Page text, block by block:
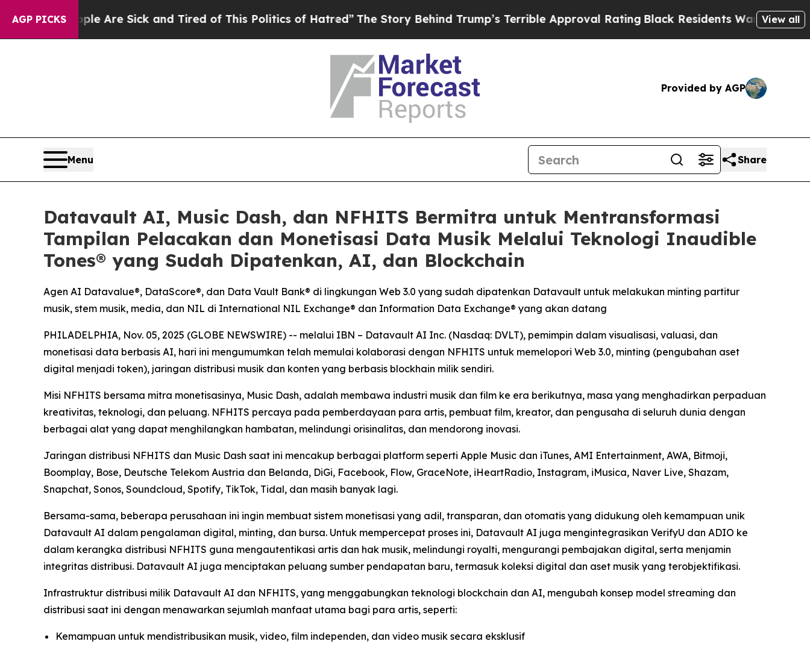
AGP PICKSAre Sick and Tired of This Politics of Hatred”The Story Behind Trump’s Terrible Approval RatingBlack Residents Warned of AbusiveView all
Provided by AGP
Menu Share
Datavault AI, Music Dash, dan NFHITS Bermitra untuk Mentransformasi
Tampilan Pelacakan dan Monetisasi Data Musik Melalui Teknologi Inaudible
Tones® yang Sudah Dipatenkan, AI, dan Blockchain
Agen AI Datavalue®, DataScore®, dan Data Vault Bank® di lingkungan Web 3.0 yang sudah dipatenkan Datavault untuk melakukan minting partitur
musik, stem musik, media, dan NIL di International NIL Exchange® dan Information Data Exchange® yang akan datang
PHILADELPHIA, Nov. 05, 2025 (GLOBE NEWSWIRE) -- melalui IBN – Datavault AI Inc. (Nasdaq: DVLT), pemimpin dalam visualisasi, valuasi, dan
monetisasi data berbasis AI, hari ini mengumumkan telah memulai kolaborasi dengan NFHITS untuk memelopori Web 3.0, minting (pengubahan aset
digital menjadi token), jaringan distribusi musik dan konten yang berbasis blockhain milik sendiri.
Misi NFHITS bersama mitra monetisasinya, Music Dash, adalah membawa industri musik dan film ke era berikutnya, masa yang menghadirkan perpaduan
kreativitas, teknologi, dan peluang. NFHITS percaya pada pemberdayaan para artis, pembuat film, kreator, dan pengusaha di seluruh dunia dengan
berbagai alat yang dapat menghilangkan hambatan, melindungi orisinalitas, dan mendorong inovasi.
Jaringan distribusi NFHITS dan Music Dash saat ini mencakup berbagai platform seperti Apple Music dan iTunes, AMI Entertainment, AWA, Bitmoji,
Boomplay, Bose, Deutsche Telekom Austria dan Belanda, DiGi, Facebook, Flow, GraceNote, iHeartRadio, Instagram, iMusica, Naver Live, Shazam,
Snapchat, Sonos, Soundcloud, Spotify, TikTok, Tidal, dan masih banyak lagi.
Bersama-sama, beberapa perusahaan ini ingin membuat sistem monetisasi yang adil, transparan, dan otomatis yang didukung oleh kemampuan unik
Datavault AI dalam pengalaman digital, minting, dan bursa. Untuk mempercepat proses ini, Datavault AI juga mengintegrasikan VerifyU dan ADIO ke
dalam kerangka distribusi NFHITS guna mengautentikasi artis dan hak musik, melindungi royalti, mengurangi pembajakan digital, serta menjamin
integritas distribusi. Datavault AI juga menciptakan peluang sumber pendapatan baru, termasuk koleksi digital dan aset musik yang terobjektifikasi.
Infrastruktur distribusi milik Datavault AI dan NFHITS, yang menggabungkan teknologi blockchain dan AI, mengubah konsep model streaming dan
distribusi saat ini dengan menawarkan sejumlah manfaat utama bagi para artis, seperti:
Kemampuan untuk mendistribusikan musik, video, film independen, dan video musik secara eksklusif